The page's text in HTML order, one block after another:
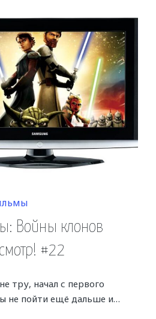
Войны клонов
#22
тру, начал с первого
не пойти ещё дальше и…